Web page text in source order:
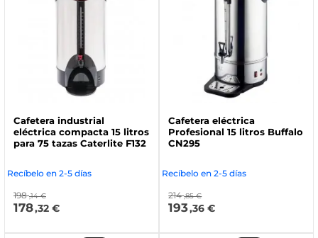
Cafetera industrial
eléctrica compacta 15 litros
para 75 tazas Caterlite F132
Recíbelo en 2-5 días
198 ,14 €
178,32 €
Cafetera eléctrica
Profesional 15 litros Buffalo
CN295
Recíbelo en 2-5 días
214 ,85 €
193,36 €